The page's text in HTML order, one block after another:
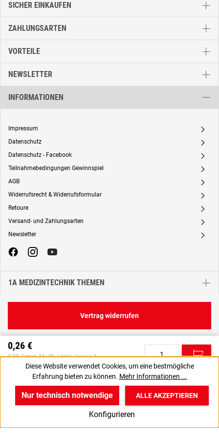
0,26 €
0,22 € zzgl. MwSt., | zzgl. Versand C
VPE gewünscht? Dann die zu bestellende Anzahl auf 108
SICHER EINKAUFEN
ZAHLUNGSARTEN
VORTEILE
NEWSLETTER
INFORMATIONEN
Impressum A
Datenschutz A
Datenschutz - Facebook A
Teilnahmebedingungen Gewinnspiel A
AGB A
Widerrufsrecht & Widerrufsformular A
Retoure A
Versand- und Zahlungsarten A
Newsletter A
1A MEDIZINTECHNIK THEMEN
Vertrag widerrufen
Diese Website verwendet Cookies, um eine bestmögliche
Erfahrung bieten zu können. Mehr Informationen ...
Nur technisch notwendige
Konfigurieren
ALLE AKZEPTIEREN
v
Produkte
B